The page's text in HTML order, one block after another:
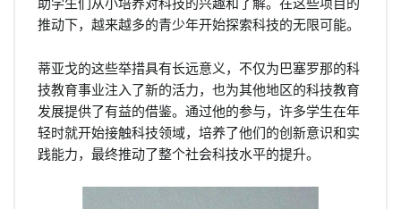
推动下，越来越多的青少年开始探索科技的无限可能。
蒂亚戈的这些举措具有长远意义，不仅为巴塞罗那的科
技教育事业注入了新的活力，也为其他地区的科技教育
发展提供了有益的借鉴。通过他的参与，许多学生在年
轻时就开始接触科技领域，培养了他们的创新意识和实
践能力，最终推动了整个社会科技水平的提升。